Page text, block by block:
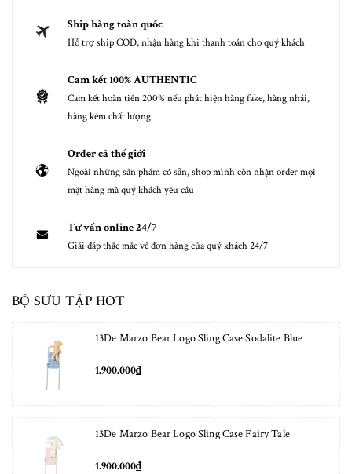
Ship hàng toàn quốc
Hỗ trợ ship COD, nhận hàng khi thanh toán cho quý khách
Cam kết 100% AUTHENTIC
Cam kết hoàn tiền 200% nếu phát hiện hàng fake, hàng nhái,
hàng kém chất lượng
Order cả thế giới
Ngoài những sản phẩm có sẵn, shop mình còn nhận order mọi
mặt hàng mà quý khách yêu cầu
Tư vấn online 24/7
Giải đáp thắc mắc về đơn hàng của quý khách 24/7
BỘ SƯU TẬP HOT
13De Marzo Bear Logo Sling Case Sodalite Blue
1.900.000₫
13De Marzo Bear Logo Sling Case Fairy Tale
1.900.000₫